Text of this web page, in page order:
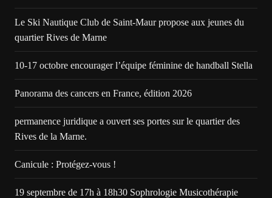
Le Ski Nautique Club de Saint-Maur propose aux jeunes du
quartier Rives de Marne
10-17 octobre encourager l’équipe féminine de handball Stella
Panorama des cancers en France, édition 2026
permanence juridique a ouvert ses portes sur le quartier des
Rives de la Marne.
Canicule : Protégez-vous !
19 septembre de 17h à 18h30 Sophrologie Musicothérapie